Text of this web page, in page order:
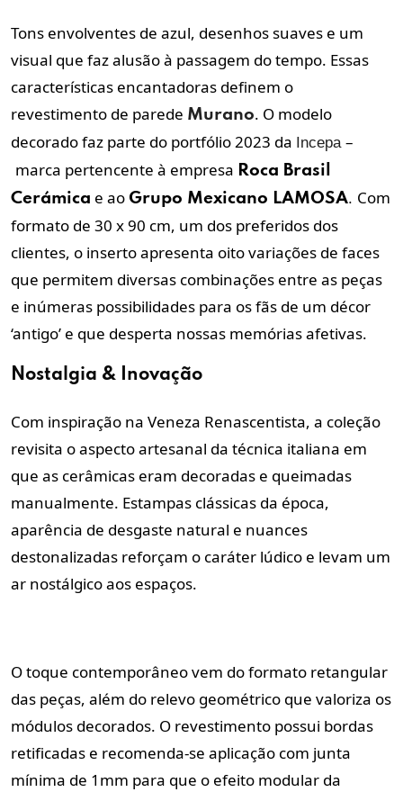
Tons envolventes de azul, desenhos suaves e um
visual que faz alusão à passagem do tempo. Essas
características encantadoras definem o
revestimento de parede Murano. O modelo
decorado faz parte do portfólio 2023 da Incepa –
marca pertencente à empresa Roca Brasil
Cerámica e ao Grupo Mexicano LAMOSA. Com
formato de 30 x 90 cm, um dos preferidos dos
clientes, o inserto apresenta oito variações de faces
que permitem diversas combinações entre as peças
e inúmeras possibilidades para os fãs de um décor
‘antigo’ e que desperta nossas memórias afetivas.
Nostalgia & Inovação
Com inspiração na Veneza Renascentista, a coleção
revisita o aspecto artesanal da técnica italiana em
que as cerâmicas eram decoradas e queimadas
manualmente. Estampas clássicas da época,
aparência de desgaste natural e nuances
destonalizadas reforçam o caráter lúdico e levam um
ar nostálgico aos espaços.
O toque contemporâneo vem do formato retangular
das peças, além do relevo geométrico que valoriza os
módulos decorados. O revestimento possui bordas
retificadas e recomenda-se aplicação com junta
mínima de 1mm para que o efeito modular da